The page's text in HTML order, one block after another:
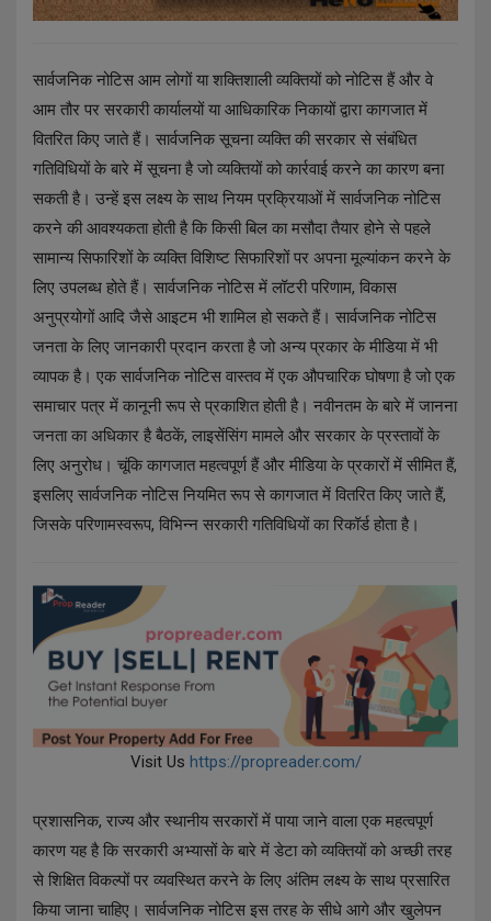
सार्वजनिक नोटिस आम लोगों या शक्तिशाली व्यक्तियों को नोटिस हैं और वे
आम तौर पर सरकारी कार्यालयों या आधिकारिक निकायों द्वारा कागजात में
वितरित किए जाते हैं। सार्वजनिक सूचना व्यक्ति की सरकार से संबंधित
गतिविधियों के बारे में सूचना है जो व्यक्तियों को कार्रवाई करने का कारण बना
सकती है। उन्हें इस लक्ष्य के साथ नियम प्रक्रियाओं में सार्वजनिक नोटिस
करने की आवश्यकता होती है कि किसी बिल का मसौदा तैयार होने से पहले
सामान्य सिफारिशों के व्यक्ति विशिष्ट सिफारिशों पर अपना मूल्यांकन करने के
लिए उपलब्ध होते हैं। सार्वजनिक नोटिस में लॉटरी परिणाम, विकास
अनुप्रयोगों आदि जैसे आइटम भी शामिल हो सकते हैं। सार्वजनिक नोटिस
जनता के लिए जानकारी प्रदान करता है जो अन्य प्रकार के मीडिया में भी
व्यापक है। एक सार्वजनिक नोटिस वास्तव में एक औपचारिक घोषणा है जो एक
समाचार पत्र में कानूनी रूप से प्रकाशित होती है। नवीनतम के बारे में जानना
जनता का अधिकार है बैठकें, लाइसेंसिंग मामले और सरकार के प्रस्तावों के
लिए अनुरोध। चूंकि कागजात महत्वपूर्ण हैं और मीडिया के प्रकारों में सीमित हैं,
इसलिए सार्वजनिक नोटिस नियमित रूप से कागजात में वितरित किए जाते हैं,
जिसके परिणामस्वरूप, विभिन्न सरकारी गतिविधियों का रिकॉर्ड होता है।
Visit Us https://propreader.com/
प्रशासनिक, राज्य और स्थानीय सरकारों में पाया जाने वाला एक महत्वपूर्ण
कारण यह है कि सरकारी अभ्यासों के बारे में डेटा को व्यक्तियों को अच्छी तरह
से शिक्षित विकल्पों पर व्यवस्थित करने के लिए अंतिम लक्ष्य के साथ प्रसारित
किया जाना चाहिए। सार्वजनिक नोटिस इस तरह के सीधे आगे और खुलेपन